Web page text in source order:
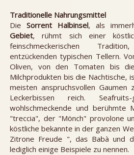
Traditionelle Nahrungsmittel
Die Sorrent Halbinsel, als
Gebiet, rühmt sich einer
feinschmeckerischen
entzückenden typischen Tellern.
Oliven, von den Tomaten bis
Milchprodukten bis die Nachtische,
meisten anspruchsvollen Gaumen
Leckerbissen reich.
wohlschmeckende und berühmte
"treccia", der "Mönch" provolone
köstliche bekannte in der ganzen
Zitrone Freude ", das Babà und
lediglich einige Beispiele zu nennen.